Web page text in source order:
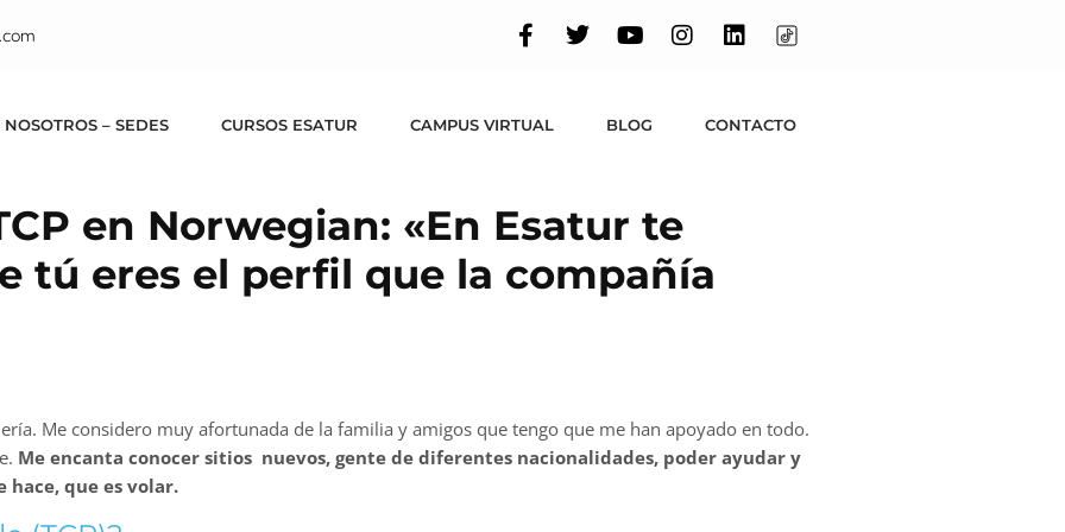
– SEDES CURSOS ESATUR CAMPUS VIRTUAL BLOG CONTACTO
en Norwegian: «En Esatur te
tú eres el perfil que la compañía
Me considero muy afortunada de la familia y amigos que tengo que me han apoyado en todo.
Me encanta conocer sitios nuevos, gente de diferentes nacionalidades, poder ayudar y
hace, que es volar.